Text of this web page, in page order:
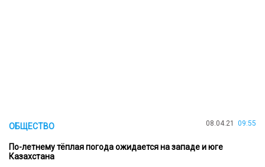
ОБЩЕСТВО 08.04.21 09:55
По-летнему тёплая погода ожидается на западе и юге
Казахстана